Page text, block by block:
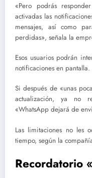
«Pero podrás
activadas las
mensajes, así como
perdidas», señala la
Esos usuarios podrán
notificaciones en pantalla.
Si después de «unas
actualización, ya no
«WhatsApp dejará de
Las limitaciones no les
tiempo, según la
Recordatorio